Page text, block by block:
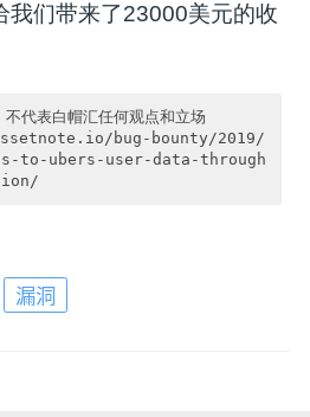
我们带来了23000美元的收
代表白帽汇任何观点和立场
bug-bounty/2019/
to-ubers-user-data-through
漏洞